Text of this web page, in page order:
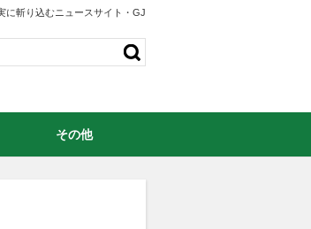
に斬り込むニュースサイト・GJ
その他